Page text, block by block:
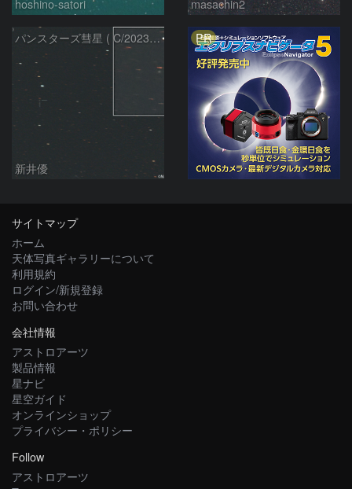
hoshino-satori masachin2
パンスターズ彗星 ( C/2023R1 ) ：2026/05/20
新井優
PR
サイトマップ
ホーム
天体写真ギャラリーについて
利用規約
ログイン/新規登録
お問い合わせ
会社情報
アストロアーツ
製品情報
星ナビ
星空ガイド
オンラインショップ
プライバシー・ポリシー
Follow
アストロアーツ